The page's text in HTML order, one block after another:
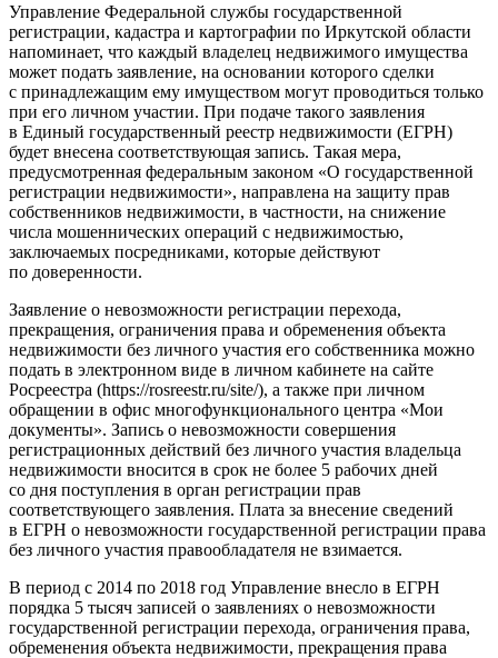
Управление Федеральной службы государственной
регистрации, кадастра и картографии по Иркутской области
напоминает, что каждый владелец недвижимого имущества
может подать заявление, на основании которого сделки
с принадлежащим ему имуществом могут проводиться только
при его личном участии. При подаче такого заявления
в Единый государственный реестр недвижимости (ЕГРН)
будет внесена соответствующая запись. Такая мера,
предусмотренная федеральным законом «О государственной
регистрации недвижимости», направлена на защиту прав
собственников недвижимости, в частности, на снижение
числа мошеннических операций с недвижимостью,
заключаемых посредниками, которые действуют
по доверенности.
Заявление о невозможности регистрации перехода,
прекращения, ограничения права и обременения объекта
недвижимости без личного участия его собственника можно
подать в электронном виде в личном кабинете на сайте
Росреестра (https://rosreestr.ru/site/), а также при личном
обращении в офис многофункционального центра «Мои
документы». Запись о невозможности совершения
регистрационных действий без личного участия владельца
недвижимости вносится в срок не более 5 рабочих дней
со дня поступления в орган регистрации прав
соответствующего заявления. Плата за внесение сведений
в ЕГРН о невозможности государственной регистрации права
без личного участия правообладателя не взимается.
В период с 2014 по 2018 год Управление внесло в ЕГРН
порядка 5 тысяч записей о заявлениях о невозможности
государственной регистрации перехода, ограничения права,
обременения объекта недвижимости, прекращения права